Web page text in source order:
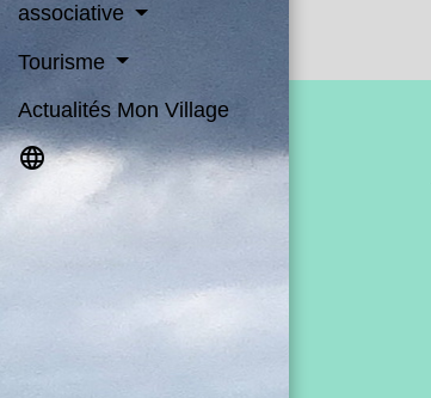
associative
Tourisme
Actualités Mon Village
language